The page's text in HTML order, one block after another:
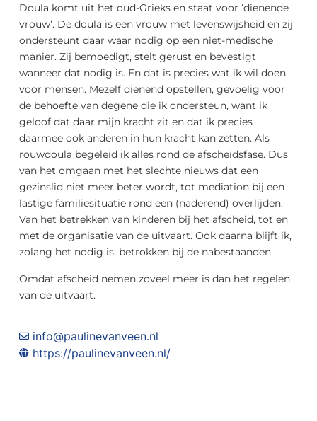
Doula komt uit het oud-Grieks en staat voor ‘dienende
vrouw’. De doula is een vrouw met levenswijsheid en zij
ondersteunt daar waar nodig op een niet-medische
manier. Zij bemoedigt, stelt gerust en bevestigt
wanneer dat nodig is. En dat is precies wat ik wil doen
voor mensen. Mezelf dienend opstellen, gevoelig voor
de behoefte van degene die ik ondersteun, want ik
geloof dat daar mijn kracht zit en dat ik precies
daarmee ook anderen in hun kracht kan zetten. Als
rouwdoula begeleid ik alles rond de afscheidsfase. Dus
van het omgaan met het slechte nieuws dat een
gezinslid niet meer beter wordt, tot mediation bij een
lastige familiesituatie rond een (naderend) overlijden.
Van het betrekken van kinderen bij het afscheid, tot en
met de organisatie van de uitvaart. Ook daarna blijft ik,
zolang het nodig is, betrokken bij de nabestaanden.
Omdat afscheid nemen zoveel meer is dan het regelen
van de uitvaart.
info@paulinevanveen.nl
https://paulinevanveen.nl/